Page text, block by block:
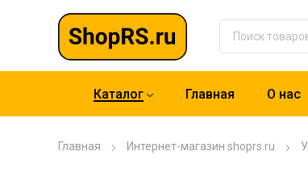
Каталог Главная О нас
Главная Интернет-магазин shoprs.ru